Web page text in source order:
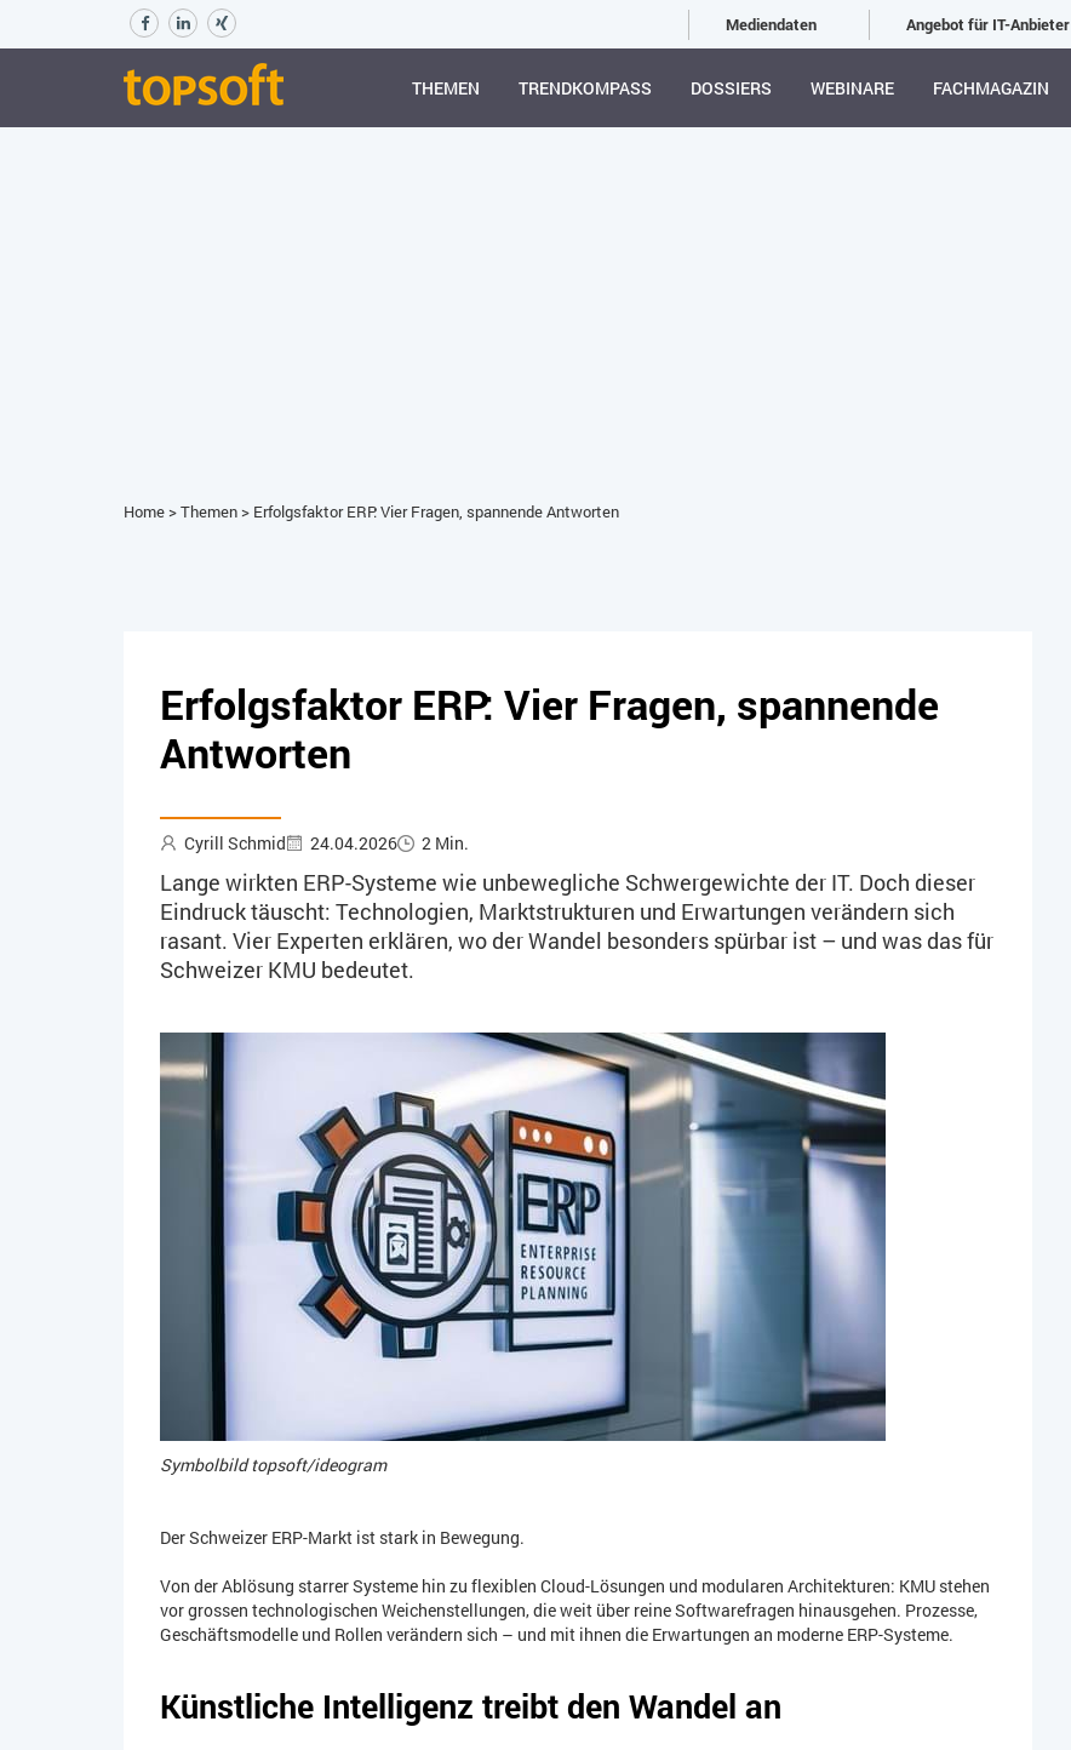
Mediendaten Angebot für IT-Anbieter
THEMEN TRENDKOMPASS DOSSIERS WEBINARE FACHMAGAZIN
Home>Themen> Erfolgsfaktor ERP: Vier Fragen, spannende Antworten
Erfolgsfaktor ERP: Vier Fragen, spannende
Antworten
Cyrill Schmid 24.04.2026 2 Min.
Lange wirkten ERP-Systeme wie unbewegliche Schwergewichte der IT. Doch dieser
Eindruck täuscht: Technologien, Marktstrukturen und Erwartungen verändern sich
rasant. Vier Experten erklären, wo der Wandel besonders spürbar ist – und was das für
Schweizer KMU bedeutet.
Symbolbild topsoft/ideogram
Der Schweizer ERP-Markt ist stark in Bewegung.
Von der Ablösung starrer Systeme hin zu flexiblen Cloud-Lösungen und modularen Architekturen: KMU stehen
vor grossen technologischen Weichenstellungen, die weit über reine Softwarefragen hinausgehen. Prozesse,
Geschäftsmodelle und Rollen verändern sich – und mit ihnen die Erwartungen an moderne ERP-Systeme.
Künstliche Intelligenz treibt den Wandel an